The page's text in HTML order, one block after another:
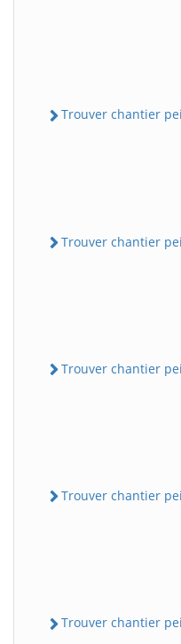
Trouver chantier
Trouver chantier
Trouver chantier
Trouver chantier
Trouver chantier